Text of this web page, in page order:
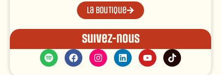
La boutique
Suivez-nous